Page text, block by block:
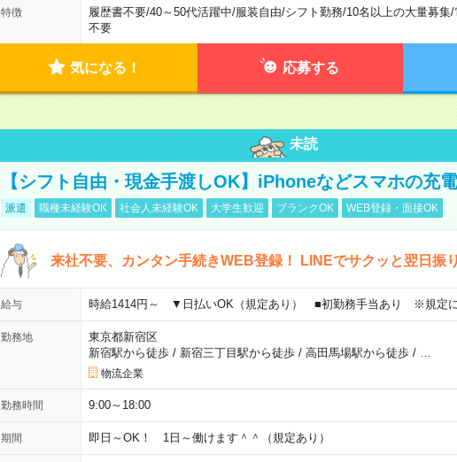
特徴 履歴書不要/40～50代活躍中/服装自由/シフト勤務/10名以上の大量募集/
不要
気になる！ 応募する
未読
【シフト自由・現金手渡しOK】iPhoneなどスマホの充
派遣 職種未経験OK 社会人未経験OK 大学生歓迎 ブランクOK WEB登録・面接OK
来社不要、カンタン手続きWEB登録！ LINEでサクッと翌日振
給与 時給1414円～ ▼日払いOK（規定あり） ■初勤務手当あり ※規定
勤務地
東京都新宿区
新宿駅から徒歩/ 新宿三丁目駅から徒歩/ 高田馬場駅から徒歩/
物流企業
勤務時間 9:00～18:00
期間 即日～OK！ 1日～働けます＾＾（規定あり）